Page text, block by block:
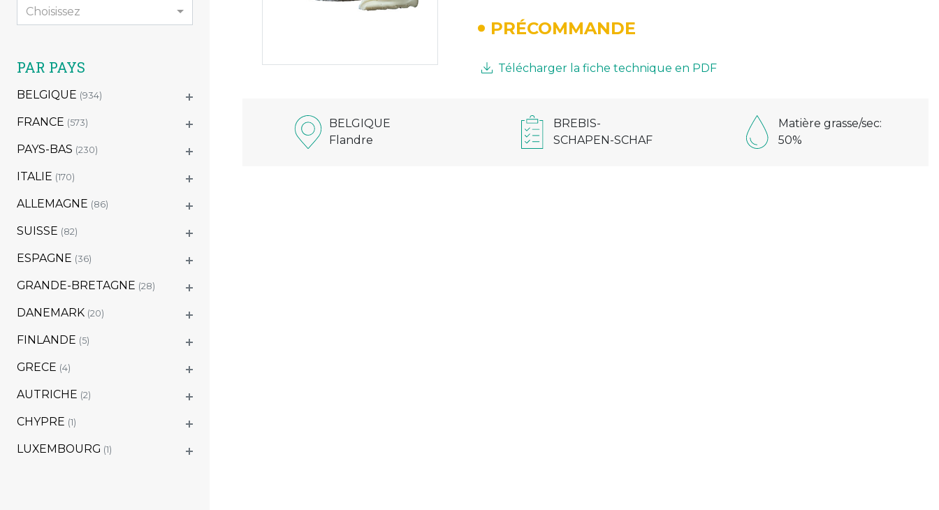
Choisissez
PAR PAYS
BELGIQUE (934)
FRANCE (573)
PAYS-BAS (230)
ITALIE (170)
ALLEMAGNE (86)
SUISSE (82)
ESPAGNE (36)
GRANDE-BRETAGNE (28)
DANEMARK (20)
FINLANDE (5)
GRECE (4)
AUTRICHE (2)
CHYPRE (1)
LUXEMBOURG (1)
PRÉCOMMANDE
Télécharger la fiche technique en PDF
BELGIQUE
Flandre
BREBIS-
SCHAPEN-SCHAF
Matière grasse/sec:
50%